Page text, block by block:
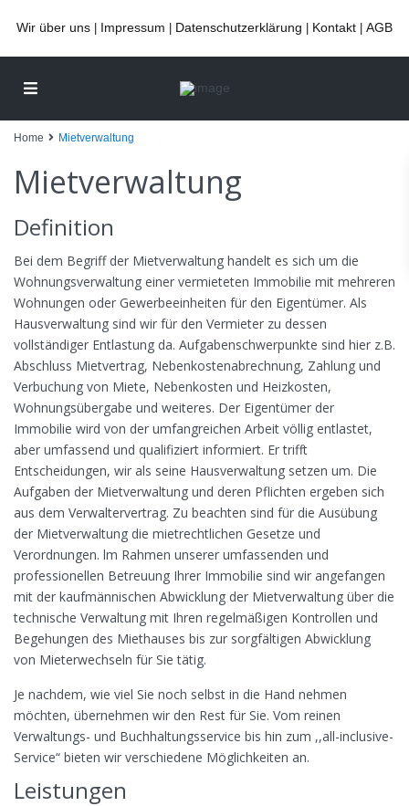
Wir über uns Impressum Datenschutzerklärung Kontakt AGB
Home Mietverwaltung
Mietverwaltung
Definition
Bei dem Begriff der Mietverwaltung handelt es sich um die
Wohnungsverwaltung einer vermieteten Immobilie mit mehreren
Wohnungen oder Gewerbeeinheiten für den Eigentümer. Als
Hausverwaltung sind wir für den Vermieter zu dessen
vollständiger Entlastung da. Aufgabenschwerpunkte sind hier z.B.
Abschluss Mietvertrag, Nebenkostenabrechnung, Zahlung und
Verbuchung von Miete, Nebenkosten und Heizkosten,
Wohnungsübergabe und weiteres. Der Eigentümer der
Immobilie wird von der umfangreichen Arbeit völlig entlastet,
aber umfassend und qualifiziert informiert. Er trifft
Entscheidungen, wir als seine Hausverwaltung setzen um. Die
Aufgaben der Mietverwaltung und deren Pflichten ergeben sich
aus dem Verwaltervertrag. Zu beachten sind für die Ausübung
der Mietverwaltung die mietrechtlichen Gesetze und
Verordnungen. lm Rahmen unserer umfassenden und
professionellen Betreuung Ihrer Immobilie sind wir angefangen
mit der kaufmännischen Abwicklung der Mietverwaltung über die
technische Verwaltung mit Ihren regelmäßigen Kontrollen und
Begehungen des Miethauses bis zur sorgfältigen Abwicklung
von Mieterwechseln für Sie tätig.
Je nachdem, wie viel Sie noch selbst in die Hand nehmen
möchten, übernehmen wir den Rest für Sie. Vom reinen
Verwaltungs- und Buchhaltungsservice bis hin zum ,,all-inclusive-
Service“ bieten wir verschiedene Möglichkeiten an.
Leistungen